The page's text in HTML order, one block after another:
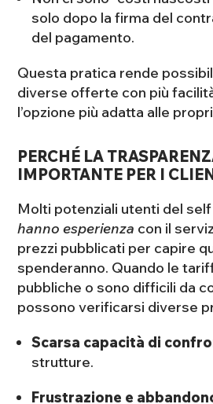
solo dopo la firma del
del pagamento.
Questa pratica rende
diverse offerte con più
l’opzione più adatta alle
PERCHÉ LA
IMPORTANTE PER I
Molti potenziali utenti del
hanno esperienza con il
prezzi pubblicati per capire
spenderanno. Quando le
pubbliche o sono difficili da
possono verificarsi diverse
Scarsa capacità di
strutture.
Frustrazione e